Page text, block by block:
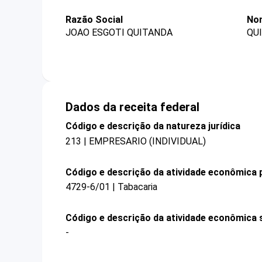
Razão Social
JOAO ESGOTI QUITANDA
Dados da receita federal
Código e descrição da natureza jurídica
213 | EMPRESARIO (INDIVIDUAL)
Código e descrição da atividade econômica
4729-6/01 | Tabacaria
Código e descrição da atividade econômica
-